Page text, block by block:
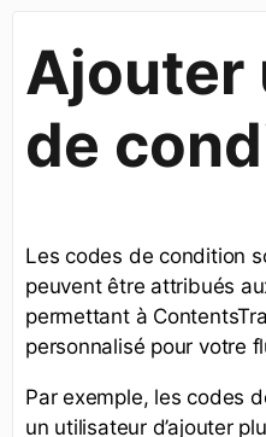
Ajouter
de
Les codes de condition
peuvent être attribués
permettant à
personnalisé pour votre
Par exemple, les codes
un utilisateur d’ajouter